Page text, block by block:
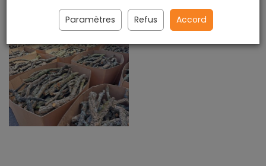
Paramètres Refus Accord